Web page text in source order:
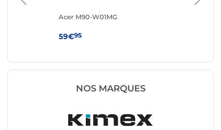
Acer M90-W01MG
59€95
NOS MARQUES